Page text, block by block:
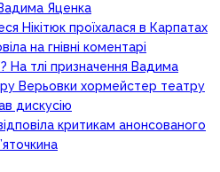
Яценка
Нікітюк проїхалася в Карпатах
на гнівні коментарі
На тлі призначення Вадима
Верьовки хормейстер театру
дискусію
критикам анонсованого